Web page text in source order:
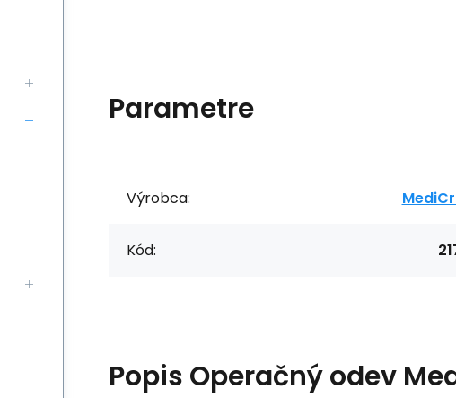
Parametre
Výrobca:
Kód:
Popis Operačný odev